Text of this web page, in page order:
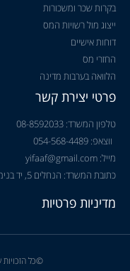
בקרות שכר ומשכורות
ייצוג מול רשויות המס
דוחות אישיים
החזרי מס
הלוואה בערבות מדינה
פרטי יצירת קשר
טלפון המשרד: 08-8592033
ווצאפ: 054-568-4489
מייל: yifaaf@gmail.com
כתובת המשרד: הנחלים 5, יד בנימין
מדיניות פרטיות
©כל הזכויות